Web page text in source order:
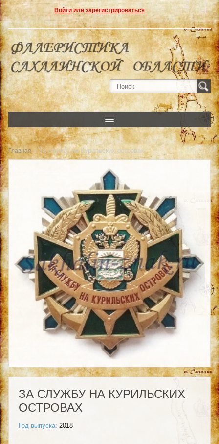
Войтиили зарегистрироваться
Главная » За службу на Курильских островах
ЗА СЛУЖБУ НА КУРИЛЬСКИХ
ОСТРОВАХ
Год выпуска: 2018